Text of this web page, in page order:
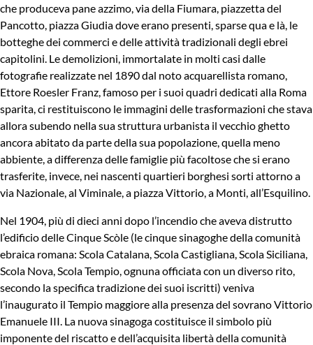
che produceva pane azzimo, via della Fiumara, piazzetta del
Pancotto, piazza Giudia dove erano presenti, sparse qua e là, le
botteghe dei commerci e delle attività tradizionali degli ebrei
capitolini. Le demolizioni, immortalate in molti casi dalle
fotografie realizzate nel 1890 dal noto acquarellista romano,
Ettore Roesler Franz, famoso per i suoi quadri dedicati alla Roma
sparita, ci restituiscono le immagini delle trasformazioni che stava
allora subendo nella sua struttura urbanista il vecchio ghetto
ancora abitato da parte della sua popolazione, quella meno
abbiente, a differenza delle famiglie più facoltose che si erano
trasferite, invece, nei nascenti quartieri borghesi sorti attorno a
via Nazionale, al Viminale, a piazza Vittorio, a Monti, all’Esquilino.
Nel 1904, più di dieci anni dopo l’incendio che aveva distrutto
l’edificio delle Cinque Scòle (le cinque sinagoghe della comunità
ebraica romana: Scola Catalana, Scola Castigliana, Scola Siciliana,
Scola Nova, Scola Tempio, ognuna officiata con un diverso rito,
secondo la specifica tradizione dei suoi iscritti) veniva
l’inaugurato il Tempio maggiore alla presenza del sovrano Vittorio
Emanuele III. La nuova sinagoga costituisce il simbolo più
imponente del riscatto e dell’acquisita libertà della comunità